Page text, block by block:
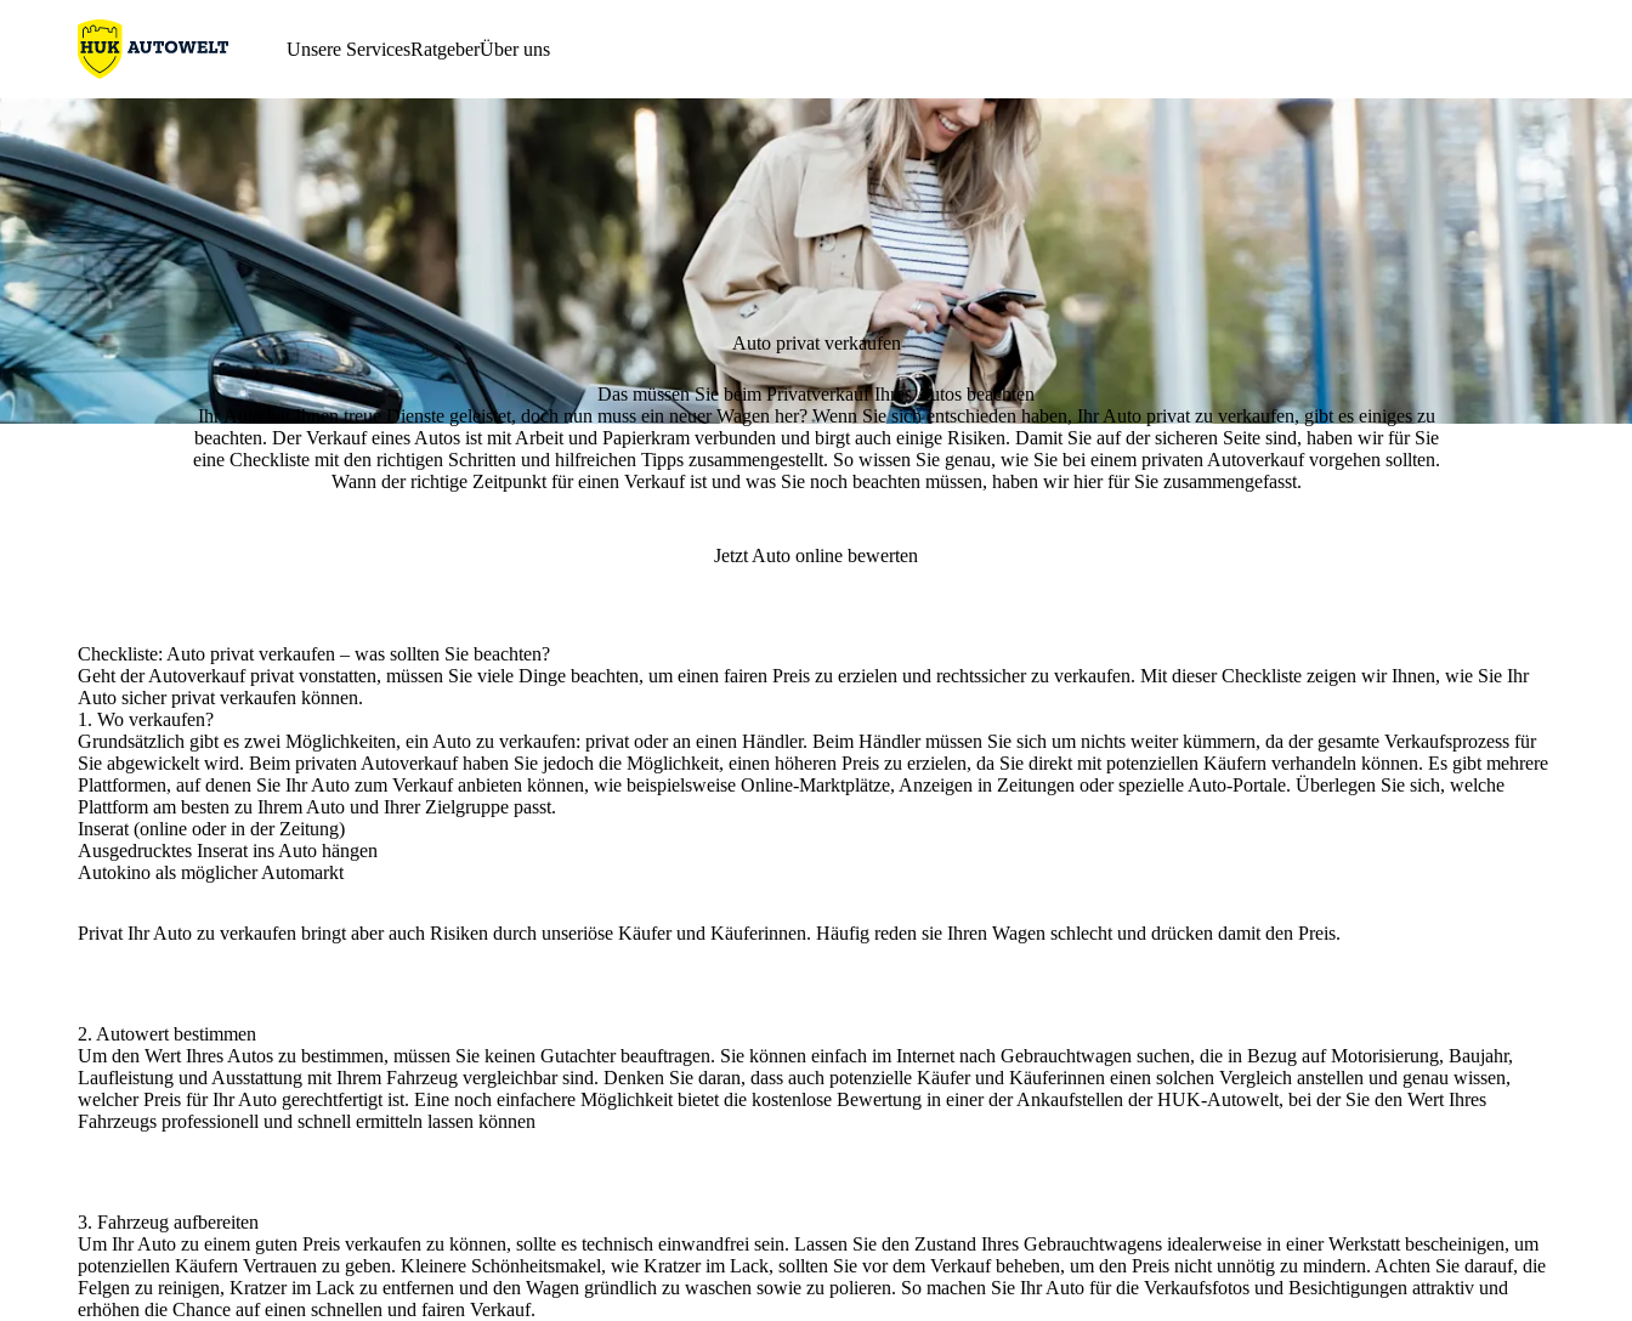
Unsere ServicesRatgeberÜber uns
Auto privat verkaufen
Das müssen Sie beim Privatverkauf Ihres Autos beachten
Ihr Auto hat Ihnen treue Dienste geleistet, doch nun muss ein neuer Wagen her? Wenn Sie sich entschieden haben, Ihr Auto privat zu verkaufen, gibt es einiges zu
beachten. Der Verkauf eines Autos ist mit Arbeit und Papierkram verbunden und birgt auch einige Risiken. Damit Sie auf der sicheren Seite sind, haben wir für Sie
eine Checkliste mit den richtigen Schritten und hilfreichen Tipps zusammengestellt. So wissen Sie genau, wie Sie bei einem privaten Autoverkauf vorgehen sollten.
Wann der richtige Zeitpunkt für einen Verkauf ist und was Sie noch beachten müssen, haben wir hier für Sie zusammengefasst.
Jetzt Auto online bewerten
Checkliste: Auto privat verkaufen – was sollten Sie beachten?
Geht der Autoverkauf privat vonstatten, müssen Sie viele Dinge beachten, um einen fairen Preis zu erzielen und rechtssicher zu verkaufen. Mit dieser Checkliste zeigen wir Ihnen, wie Sie Ihr
Auto sicher privat verkaufen können.
1. Wo verkaufen?
Grundsätzlich gibt es zwei Möglichkeiten, ein Auto zu verkaufen: privat oder an einen Händler. Beim Händler müssen Sie sich um nichts weiter kümmern, da der gesamte Verkaufsprozess für
Sie abgewickelt wird. Beim privaten Autoverkauf haben Sie jedoch die Möglichkeit, einen höheren Preis zu erzielen, da Sie direkt mit potenziellen Käufern verhandeln können. Es gibt mehrere
Plattformen, auf denen Sie Ihr Auto zum Verkauf anbieten können, wie beispielsweise Online-Marktplätze, Anzeigen in Zeitungen oder spezielle Auto-Portale. Überlegen Sie sich, welche
Plattform am besten zu Ihrem Auto und Ihrer Zielgruppe passt.
Inserat (online oder in der Zeitung)
Ausgedrucktes Inserat ins Auto hängen
Autokino als möglicher Automarkt
Privat Ihr Auto zu verkaufen bringt aber auch Risiken durch unseriöse Käufer und Käuferinnen. Häufig reden sie Ihren Wagen schlecht und drücken damit den Preis.
2. Autowert bestimmen
Um den Wert Ihres Autos zu bestimmen, müssen Sie keinen Gutachter beauftragen. Sie können einfach im Internet nach Gebrauchtwagen suchen, die in Bezug auf Motorisierung, Baujahr,
Laufleistung und Ausstattung mit Ihrem Fahrzeug vergleichbar sind. Denken Sie daran, dass auch potenzielle Käufer und Käuferinnen einen solchen Vergleich anstellen und genau wissen,
welcher Preis für Ihr Auto gerechtfertigt ist. Eine noch einfachere Möglichkeit bietet die kostenlose Bewertung in einer der Ankaufstellen der HUK-Autowelt, bei der Sie den Wert Ihres
Fahrzeugs professionell und schnell ermitteln lassen können
3. Fahrzeug aufbereiten
Um Ihr Auto zu einem guten Preis verkaufen zu können, sollte es technisch einwandfrei sein. Lassen Sie den Zustand Ihres Gebrauchtwagens idealerweise in einer Werkstatt bescheinigen, um
potenziellen Käufern Vertrauen zu geben. Kleinere Schönheitsmakel, wie Kratzer im Lack, sollten Sie vor dem Verkauf beheben, um den Preis nicht unnötig zu mindern. Achten Sie darauf, die
Felgen zu reinigen, Kratzer im Lack zu entfernen und den Wagen gründlich zu waschen sowie zu polieren. So machen Sie Ihr Auto für die Verkaufsfotos und Besichtigungen attraktiv und
erhöhen die Chance auf einen schnellen und fairen Verkauf.